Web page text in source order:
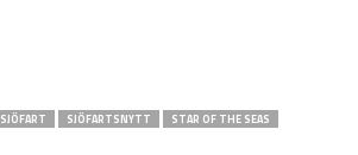
SJÖFART SJÖFARTSNYTT
STAR OF THE SEAS